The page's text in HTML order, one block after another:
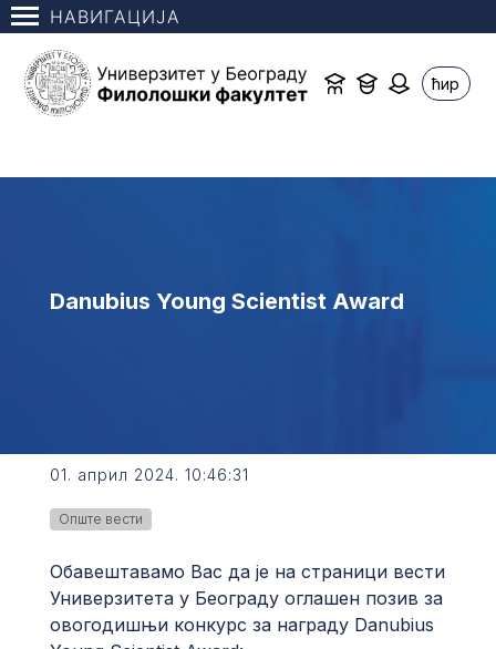
НАВИГАЦИЈА
ћир
Danubius Young Scientist Award
01. април 2024. 10:46:31
Опште вести
Обавештавамо Вас да је на страници вести
Универзитета у Београду оглашен позив за
овогодишњи конкурс за награду Danubius